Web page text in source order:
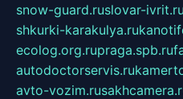
snow-guard.ruslovar-ivrit.ru
shkurki-karakulya.ru
ecolog.org.rupraga.spb.ru
autodoctorservis.ru
avto-vozim.ru